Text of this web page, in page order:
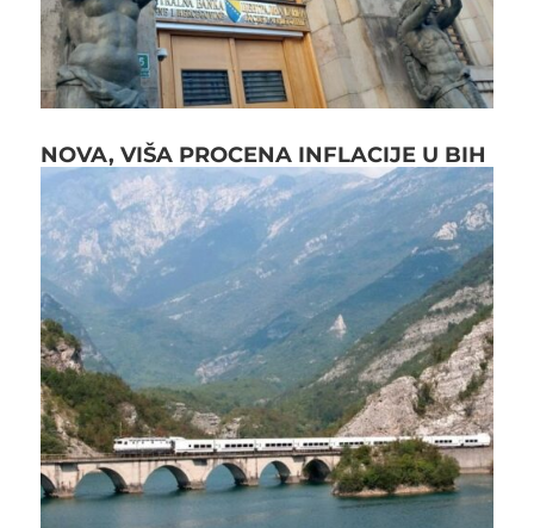
NOVA, VIŠA PROCENA INFLACIJE U BIH